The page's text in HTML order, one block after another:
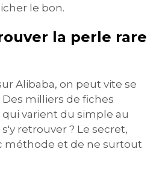
le bon.
la perle rare
Alibaba, on peut vite se
milliers de fiches
varient du simple au
retrouver ? Le secret,
méthode et de ne surtout